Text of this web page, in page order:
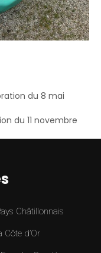
du 8 mai
du 11 novembre
Châtillonnais
Côte d’Or